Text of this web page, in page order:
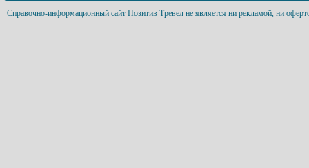
Справочно-информационный сайт Позитив Тревел не является ни рекламой, ни